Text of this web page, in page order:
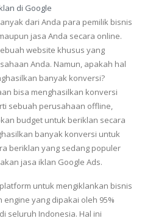
di Google
dari Anda para pemilik bisnis
jasa Anda secara online.
website khusus yang
Anda. Namun, apakah hal
banyak konversi?
bisa menghasilkan konversi
sebuah perusahaan offline,
budget untuk beriklan secara
banyak konversi untuk
beriklan yang sedang populer
jasa iklan Google Ads.
untuk mengiklankan bisnis
yang dipakai oleh 95%
seluruh Indonesia. Hal ini